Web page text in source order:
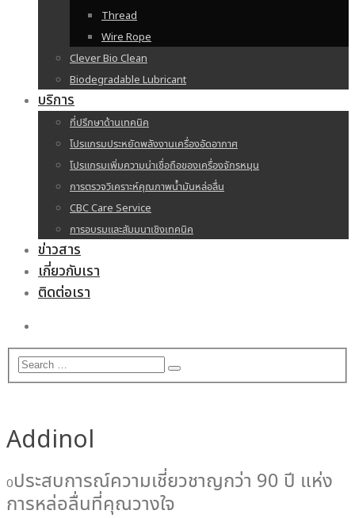
Thread
Wire Rope
Clever Bio Clean
Biodegradable Lubricant
บริการ
ที่ปรึกษาด้านเทคนิค
โปรแกรมประหยัดพลังงานเครื่องอัดอากาศ
โปรแกรมเพิ่มความน่าเชื่อถือของเครื่องจักรหมุน
การตรวจวิเคราะห์คุณภาพน้ำมันหล่อลื่น
CBC Care Service
การอบรมและสัมมนาเชิงเทคนิค
ข่าวสาร
เกี่ยวกับเรา
ติดต่อเรา
Addinol
0ประสบการณ์ความเชี่ยวชาญกว่า 90 ปี แห่ง
การหล่อลื่นที่คุณวางใจ